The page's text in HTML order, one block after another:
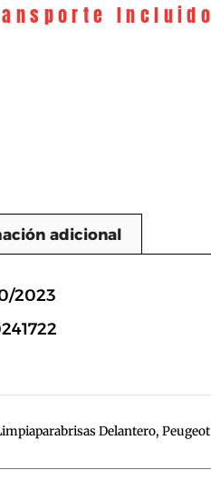
Incluido
adicional
2023
Delantero, Peugeot